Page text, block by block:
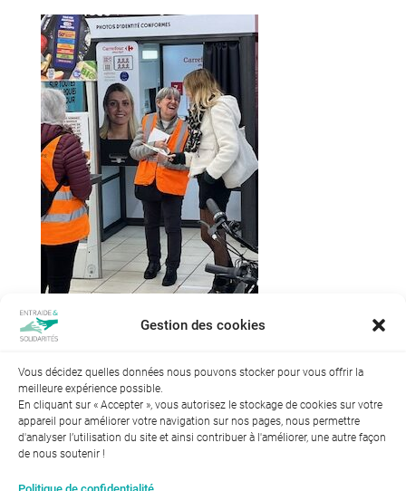
Gestion des cookies
Vous décidez quelles données nous pouvons stocker pour vous offrir la
meilleure expérience possible.
En cliquant sur « Accepter », vous autorisez le stockage de cookies sur votre
appareil pour améliorer votre navigation sur nos pages, nous permettre
d'analyser l’utilisation du site et ainsi contribuer à l'améliorer, une autre façon
de nous soutenir !